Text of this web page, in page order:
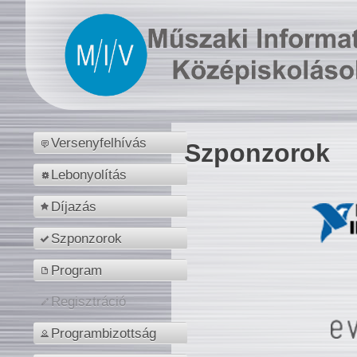
Versenyfelhívás
Lebonyolítás
Díjazás
Szponzorok
Program
Regisztráció
Programbizottság
Szponzorok